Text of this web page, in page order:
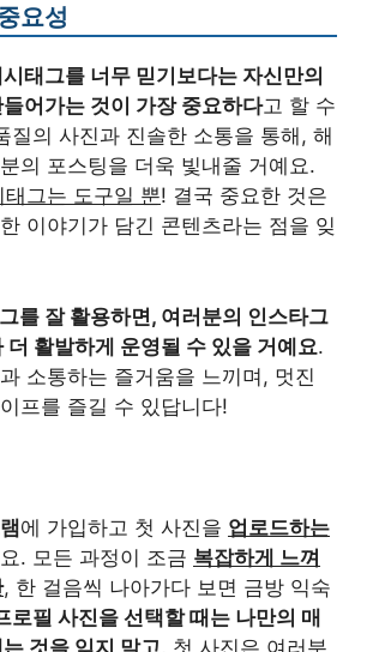
요성
태그를 너무 믿기보다는 자신만의
어가는 것이 가장 중요하다고 할 수
질의 사진과 진솔한 소통을 통해, 해
의 포스팅을 더욱 빛내줄 거예요.
태그는 도구일 뿐! 결국 중요한 것은
이야기가 담긴 콘텐츠라는 점을 잊
를 잘 활용하면, 여러분의 인스타그
더 활발하게 운영될 수 있을 거예요.
소통하는 즐거움을 느끼며, 멋진
프를 즐길 수 있답니다!
에 가입하고 첫 사진을 업로드하는
. 모든 과정이 조금 복잡하게 느껴
, 한 걸음씩 나아가다 보면 금방 익숙
로필 사진을 선택할 때는 나만의 매
것을 잊지 말고, 첫 사진은 여러분